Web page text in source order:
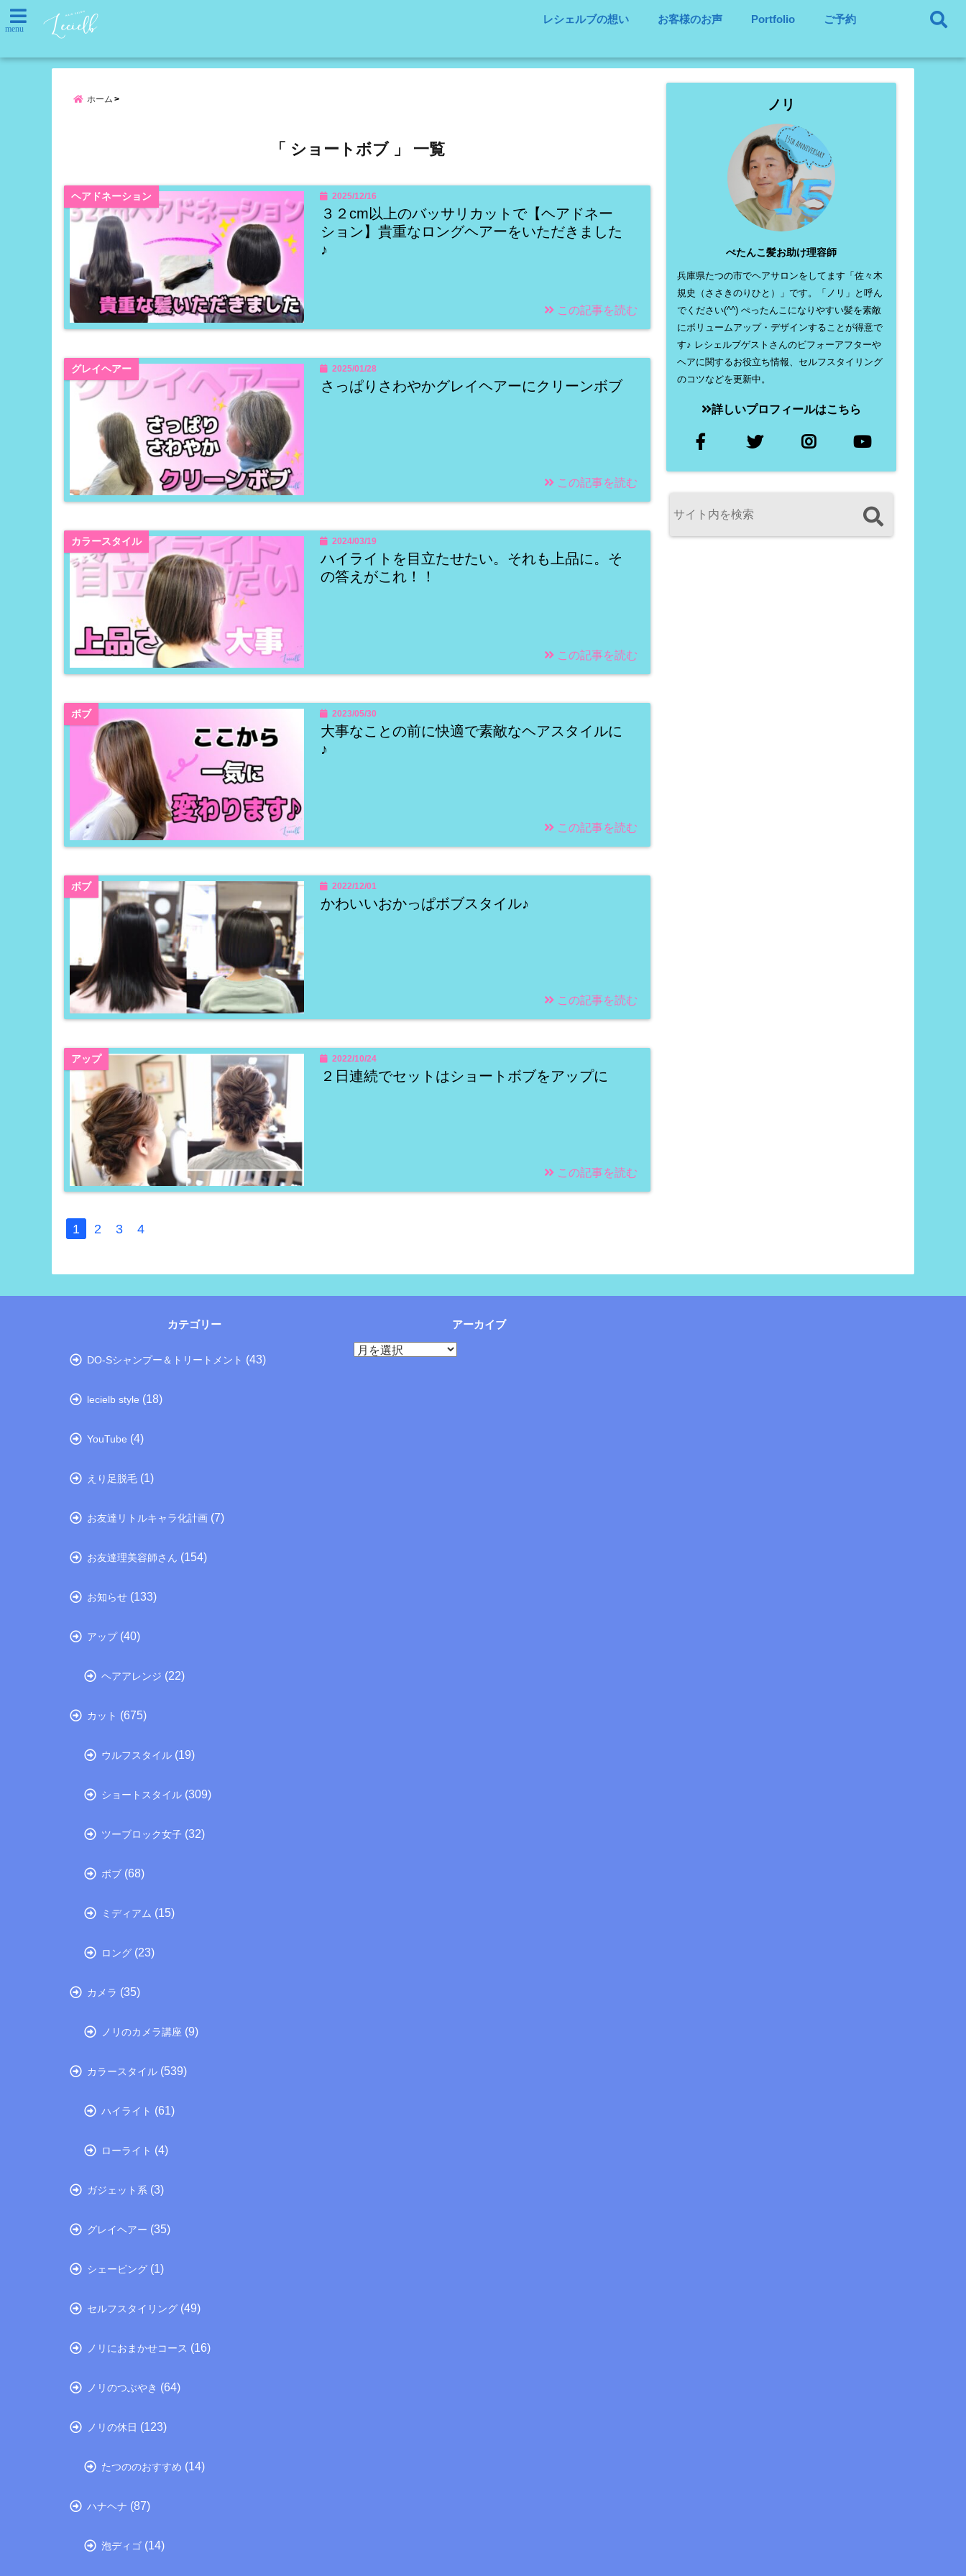
menu
レシェルブの想い お客様のお声 Portfolio ご予約
ホーム
「 ショートボブ 」 一覧
ヘアドネーション 2025/12/16
３２cm以上のバッサリカットで【ヘアドネー
ション】貴重なロングヘアーをいただきました
♪
この記事を読む
グレイヘアー 2025/01/28
さっぱりさわやかグレイヘアーにクリーンボブ
この記事を読む
カラースタイル 2024/03/19
ハイライトを目立たせたい。それも上品に。そ
の答えがこれ！！
この記事を読む
ボブ 2023/05/30
大事なことの前に快適で素敵なヘアスタイルに
♪
この記事を読む
ボブ 2022/12/01
かわいいおかっぱボブスタイル♪
この記事を読む
アップ 2022/10/24
２日連続でセットはショートボブをアップに
この記事を読む
1 2 3 4
ノリ
ぺたんこ髪お助け理容師
兵庫県たつの市でヘアサロンをしてます「佐々木
規史（ささきのりひと）」です。「ノリ」と呼ん
でください(^^) ぺったんこになりやすい髪を素敵
にボリュームアップ・デザインすることが得意で
す♪ レシェルブゲストさんのビフォーアフターや
ヘアに関するお役立ち情報、セルフスタイリング
のコツなどを更新中。
詳しいプロフィールはこちら
カテゴリー
DO-Sシャンプー＆トリートメント (43)
lecielb style (18)
YouTube (4)
えり足脱毛 (1)
お友達リトルキャラ化計画 (7)
お友達理美容師さん (154)
お知らせ (133)
アップ(40)
ヘアアレンジ (22)
カット (675)
ウルフスタイル (19)
ショートスタイル (309)
ツーブロック女子 (32)
ボブ (68)
ミディアム (15)
ロング (23)
カメラ (35)
ノリのカメラ講座 (9)
カラースタイル (539)
ハイライト (61)
ローライト (4)
ガジェット系 (3)
グレイヘアー (35)
シェービング (1)
セルフスタイリング (49)
ノリにおまかせコース (16)
ノリのつぶやき (64)
ノリの休日 (123)
たつののおすすめ (14)
ハナヘナ (87)
泡ディゴ (14)
アーカイブ
ア